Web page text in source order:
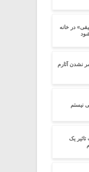
در خانه
نشدن آثارم
نیستم
یک